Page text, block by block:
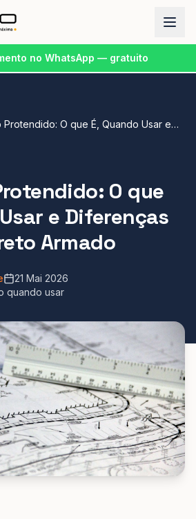
no WhatsApp — gratuito
Protendido: O que É, Quando Usar e
O que
e Diferenças
Armado
21 Mai 2026
quando usar